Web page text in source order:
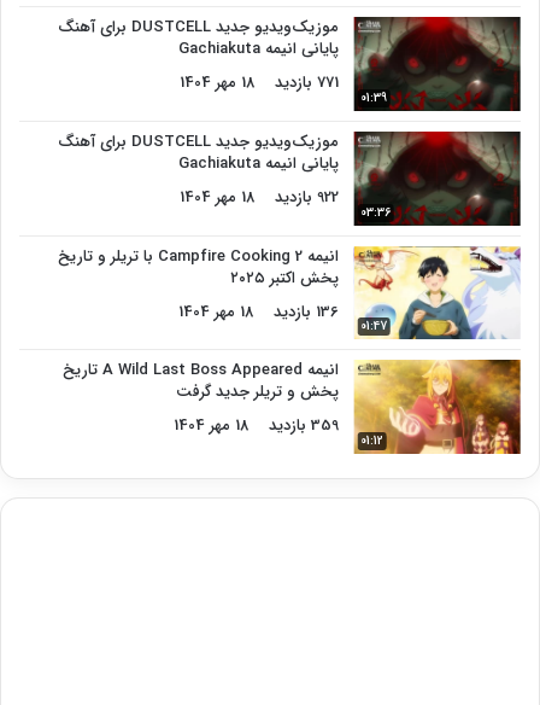
01:39
موزیک‌ویدیو جدید DUSTCELL برای آهنگ
پایانی انیمه Gachiakuta
771 بازدید
18 مهر 1404
03:36
موزیک‌ویدیو جدید DUSTCELL برای آهنگ
پایانی انیمه Gachiakuta
922 بازدید
18 مهر 1404
01:47
انیمه Campfire Cooking 2 با تریلر و تاریخ
پخش اکتبر ۲۰۲۵
136 بازدید
18 مهر 1404
01:12
انیمه A Wild Last Boss Appeared تاریخ
پخش و تریلر جدید گرفت
359 بازدید
18 مهر 1404